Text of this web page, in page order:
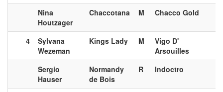
Nina
Houtzager
Chaccotana M Chacco Gold
4
Sylvana
Wezeman
Kings Lady M
Vigo D'
Arsouilles
Sergio
Hauser
Normandy
de Bois
R Indoctro